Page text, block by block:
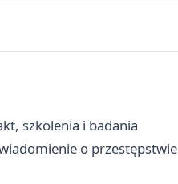
szkolenia i badania
o przestępstwie